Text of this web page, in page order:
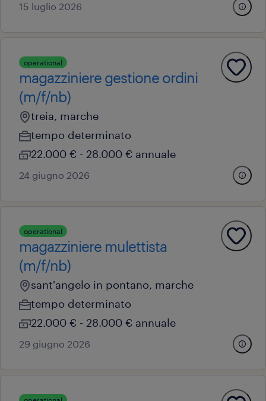
15 luglio 2026
operational
magazziniere gestione ordini
(m/f/nb)
treia, marche
tempo determinato
22.000 € - 28.000 € annuale
24 giugno 2026
operational
magazziniere mulettista
(m/f/nb)
sant'angelo in pontano, marche
tempo determinato
22.000 € - 28.000 € annuale
29 giugno 2026